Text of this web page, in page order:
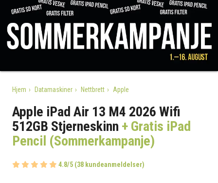
Hjem Datamaskiner Nettbrett Apple
Apple iPad Air 13 M4 2026 Wifi
512GB Stjerneskinn + Gratis iPad
Pencil (Sommerkampanje)
4.8/5 (38 kundeanmeldelser)